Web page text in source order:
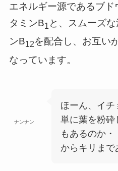
エネルギー源であるブ
タミンB1 と、スムーズ
ンB12を配合し、お互い
なっています。
ナンナン
ほーん、イチ
単に葉を粉砕
もあるのか
からキリまで